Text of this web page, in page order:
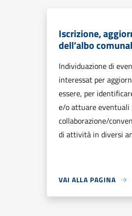
Iscrizione,
dell’albo
Individuazione di
interessat per
essere, per
e/o attuare eventuali
collaborazione/
di attività in diversi
VAI ALLA PAGINA